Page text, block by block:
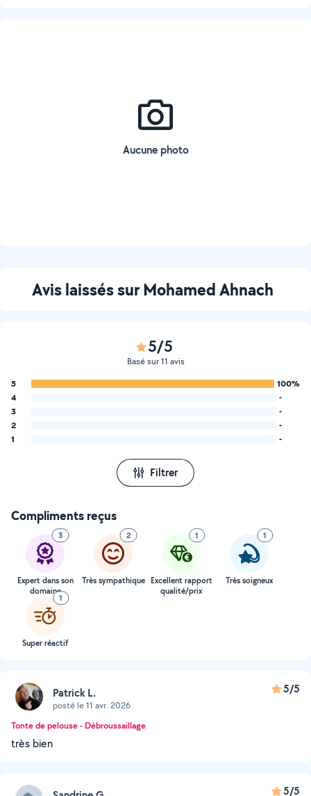
Aucune photo
Avis laissés sur Mohamed Ahnach
5/5
Basé sur 11 avis
5
100%
4
-
3
-
2
-
1
-
Filtrer
Compliments reçus
3
Expert dans son
domaine
2
Très sympathique
1
Excellent rapport
qualité/prix
1
Très soigneux
1
Super réactif
Patrick L.
posté le 11 avr. 2026
5/5
Tonte de pelouse - Débroussaillage
très bien
5/5